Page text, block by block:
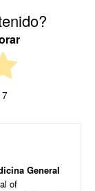
7
General
of